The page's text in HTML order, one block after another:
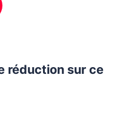
réduction sur ce